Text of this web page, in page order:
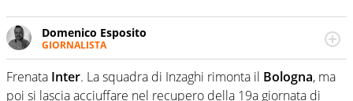
Domenico Esposito
GIORNALISTA
Da vent’anni in campo e sul campo per vivere ogni evento
in tutte le sue sfaccettature. Passione smisurata per il
calcio e per la sfera di cuoio. Il pallone è una cosa
Frenata Inter. La squadra di Inzaghi rimonta il Bologna, ma
poi si lascia acciuffare nel recupero della 19a giornata di